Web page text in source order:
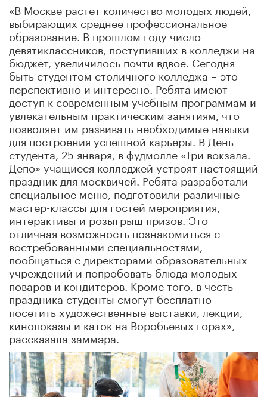
«В Москве растет количество молодых людей,
выбирающих среднее профессиональное
образование. В прошлом году число
девятиклассников, поступивших в колледжи на
бюджет, увеличилось почти вдвое. Сегодня
быть студентом столичного колледжа – это
перспективно и интересно. Ребята имеют
доступ к современным учебным программам и
увлекательным практическим занятиям, что
позволяет им развивать необходимые навыки
для построения успешной карьеры. В День
студента, 25 января, в фудмолле «Три вокзала.
Депо» учащиеся колледжей устроят настоящий
праздник для москвичей. Ребята разработали
специальное меню, подготовили различные
мастер-классы для гостей мероприятия,
интерактивы и розыгрыш призов. Это
отличная возможность познакомиться с
востребованными специальностями,
пообщаться с директорами образовательных
учреждений и попробовать блюда молодых
поваров и кондитеров. Кроме того, в честь
праздника студенты смогут бесплатно
посетить художественные выставки, лекции,
кинопоказы и каток на Воробьевых горах», –
рассказала заммэра.